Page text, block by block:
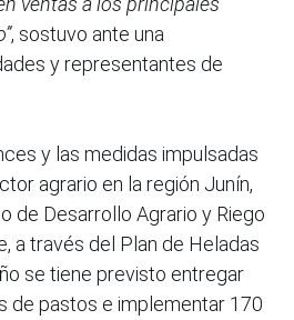
, sostuvo ante una
y representantes de
y las medidas impulsadas
agrario en la región Junín,
de Desarrollo Agrario y Riego
a través del Plan de Heladas
se tiene previsto entregar
de pastos e implementar 170